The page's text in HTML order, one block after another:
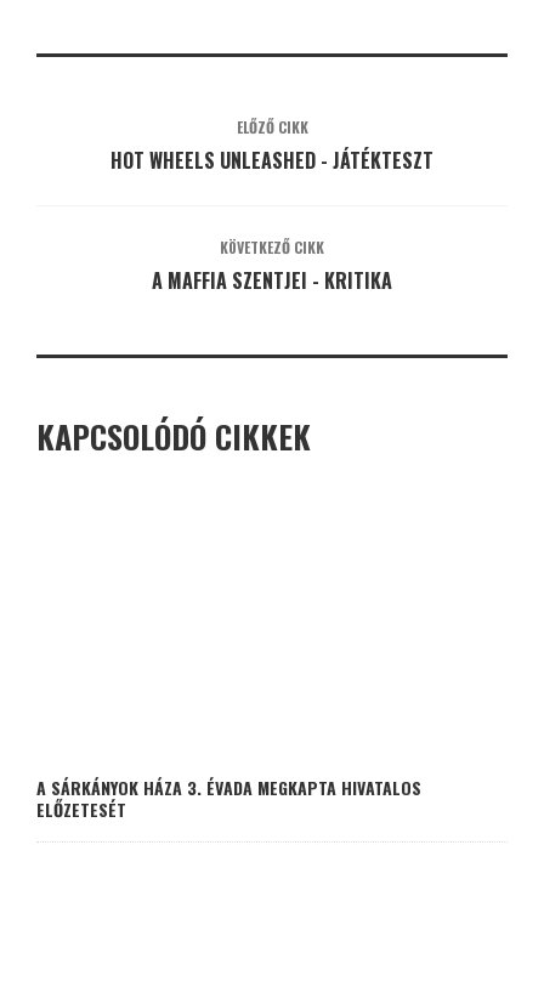
ELŐZŐ CIKK
HOT WHEELS UNLEASHED - JÁTÉKTESZT
KÖVETKEZŐ CIKK
A MAFFIA SZENTJEI - KRITIKA
KAPCSOLÓDÓ CIKKEK
A SÁRKÁNYOK HÁZA 3. ÉVADA MEGKAPTA HIVATALOS
ELŐZETESÉT